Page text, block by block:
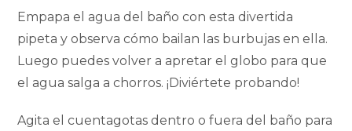
Empapa el agua del baño con esta divertida
pipeta y observa cómo bailan las burbujas en ella.
Luego puedes volver a apretar el globo para que
el agua salga a chorros. ¡Diviértete probando!
Agita el cuentagotas dentro o fuera del baño para